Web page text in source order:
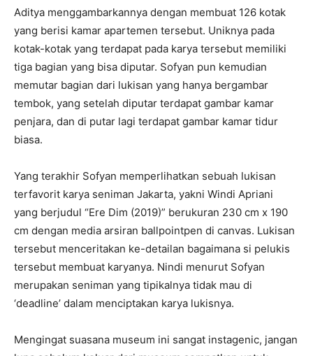
Aditya menggambarkannya dengan membuat 126 kotak
yang berisi kamar apartemen tersebut. Uniknya pada
kotak-kotak yang terdapat pada karya tersebut memiliki
tiga bagian yang bisa diputar. Sofyan pun kemudian
memutar bagian dari lukisan yang hanya bergambar
tembok, yang setelah diputar terdapat gambar kamar
penjara, dan di putar lagi terdapat gambar kamar tidur
biasa.
Yang terakhir Sofyan memperlihatkan sebuah lukisan
terfavorit karya seniman Jakarta, yakni Windi Apriani
yang berjudul “Ere Dim (2019)” berukuran 230 cm x 190
cm dengan media arsiran ballpointpen di canvas. Lukisan
tersebut menceritakan ke-detailan bagaimana si pelukis
tersebut membuat karyanya. Nindi menurut Sofyan
merupakan seniman yang tipikalnya tidak mau di
‘deadline’ dalam menciptakan karya lukisnya.
Mengingat suasana museum ini sangat instagenic, jangan